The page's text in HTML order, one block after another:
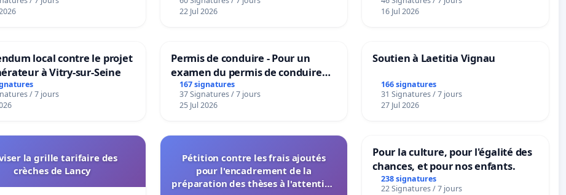
22 Jul 2026
16 Jul 2026
local contre le projet
à Vitry-sur-Seine
/ 7 jours
Permis de conduire - Pour un
examen du permis de conduire
accessible dans plusieurs langues
à Bruxelles
167 signatures
37 Signatures / 7 jours
25 Jul 2026
Soutien à Laetitia Vignau
166 signatures
31 Signatures / 7 jours
27 Jul 2026
la grille tarifaire des
crèches de Lancy
Pétition contre les frais ajoutés
pour l'encadrement de la
préparation des thèses à l'attention
Pour la culture, pour l'égalité des
chances, et pour nos enfants.
238 signatures
22 Signatures / 7 jours